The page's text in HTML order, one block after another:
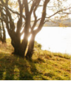
,3(5), 32-35.
Contagiosum.
,9 (2), 2-2.